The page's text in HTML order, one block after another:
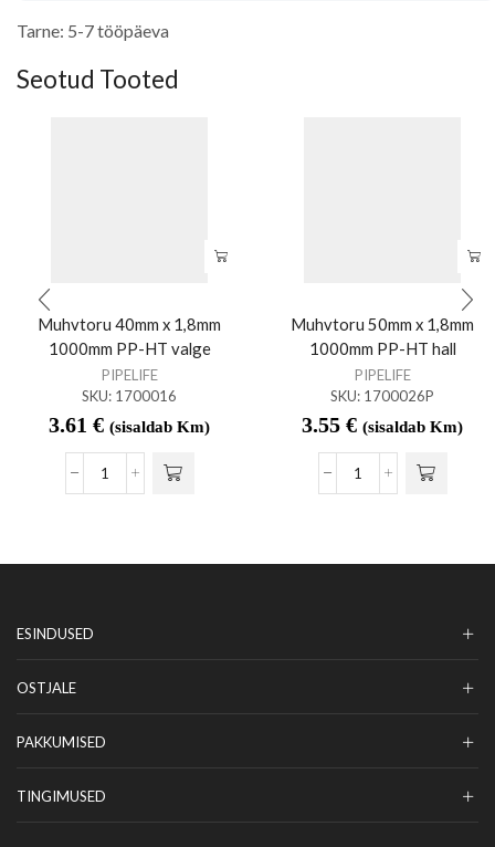
Tarne: 5-7 tööpäeva
Seotud Tooted
Muhvtoru 40mm x 1,8mm
1000mm PP-HT valge
PIPELIFE
SKU: 1700016
3.61 € (sisaldab Km)
Muhvtoru 50mm x 1,8mm
1000mm PP-HT hall
PIPELIFE
SKU: 1700026P
3.55 € (sisaldab Km)
ESINDUSED
OSTJALE
PAKKUMISED
TINGIMUSED